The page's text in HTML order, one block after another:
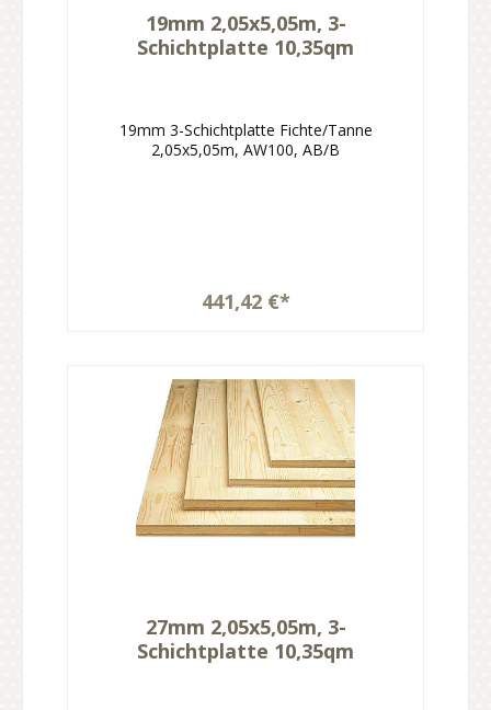
19mm 2,05x5,05m, 3-
Schichtplatte 10,35qm
19mm 3-Schichtplatte Fichte/Tanne
2,05x5,05m, AW100, AB/B
441,42 €*
27mm 2,05x5,05m, 3-
Schichtplatte 10,35qm